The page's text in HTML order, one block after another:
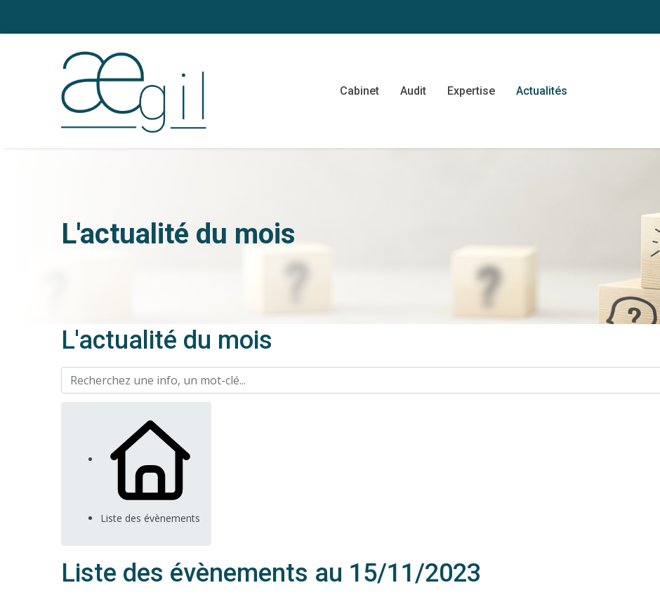
Cabinet Audit Expertise Actualités
L'actualité du mois
L'actualité du mois
Liste des évènements
Liste des évènements au 15/11/2023